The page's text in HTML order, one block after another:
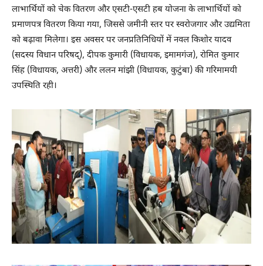
लाभार्थियों को चेक वितरण और एसटी-एसटी हब योजना के लाभार्थियों को
प्रमाणपत्र वितरण किया गया, जिससे जमीनी स्तर पर स्वरोजगार और उद्यमिता
को बढ़ावा मिलेगा। इस अवसर पर जनप्रतिनिधियों में नवल किशोर यादव
(सदस्य विधान परिषद्), दीपक कुमारी (विधायक, इमामगंज), रोमित कुमार
सिंह (विधायक, अत्तरी) और ललन मांझी (विधायक, कुटुंबा) की गरिमामयी
उपस्थिति रही।